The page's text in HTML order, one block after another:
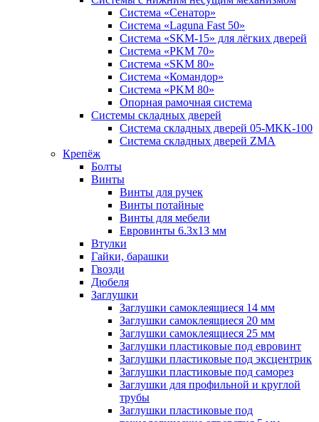
Система «Сенатор»
Система «Laguna Fast 50»
Система «SKM-15» для лёгких дверей
Система «PKM 70»
Система «SKM 80»
Система «Командор»
Система «PKM 80»
Опорная рамочная система
Системы складных дверей
Система складных дверей 05-MKK-100
Система складных дверей ZMA
Крепёж
Болты
Винты
Винты для ручек
Винты потайные
Винты для мебели
Евровинты 6.3х13 мм
Втулки
Гайки, барашки
Гвозди
Дюбеля
Заглушки
Заглушки самоклеящиеся 14 мм
Заглушки самоклеящиеся 20 мм
Заглушки самоклеящиеся 25 мм
Заглушки пластиковые под евровинт
Заглушки пластиковые под эксцентрик
Заглушки пластиковые под саморез
Заглушки для профильной и круглой
трубы
Заглушки пластиковые под